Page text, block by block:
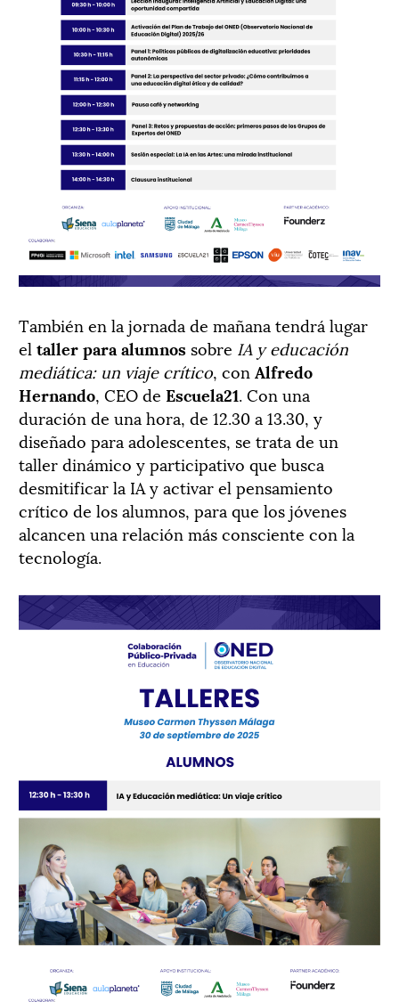
También en la jornada de mañana tendrá lugar
el taller para alumnos sobre IA y educación
mediática: un viaje crítico, con Alfredo
Hernando, CEO de Escuela21. Con una
duración de una hora, de 12.30 a 13.30, y
diseñado para adolescentes, se trata de un
taller dinámico y participativo que busca
desmitificar la IA y activar el pensamiento
crítico de los alumnos, para que los jóvenes
alcancen una relación más consciente con la
tecnología.